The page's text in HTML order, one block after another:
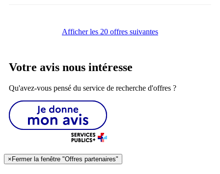
Afficher les 20 offres suivantes
Votre avis nous intéresse
Qu'avez-vous pensé du service de recherche d'offres ?
×Fermer la fenêtre "Offres partenaires"